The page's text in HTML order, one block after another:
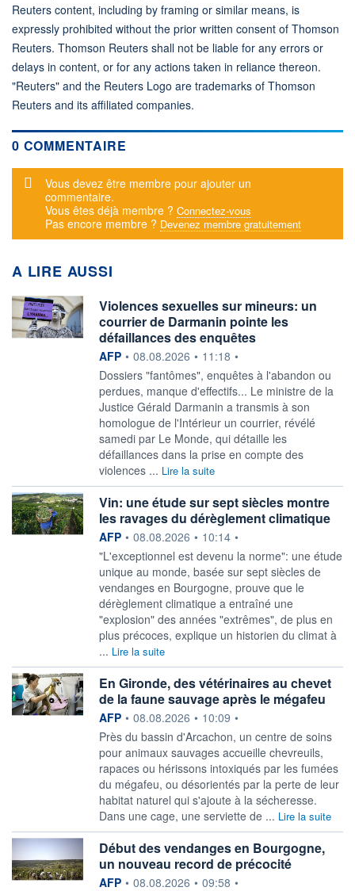
Reuters content, including by framing or similar means, is
expressly prohibited without the prior written consent of Thomson
Reuters. Thomson Reuters shall not be liable for any errors or
delays in content, or for any actions taken in reliance thereon.
"Reuters" and the Reuters Logo are trademarks of Thomson
Reuters and its affiliated companies.
0 COMMENTAIRE
Message d'alerte
Vous devez être membre pour ajouter un
commentaire.
Vous êtes déjà membre ? Connectez-vous
Pas encore membre ? Devenez membre gratuitement
A LIRE AUSSI
Violences sexuelles sur mineurs: un
courrier de Darmanin pointe les
défaillances des enquêtes
information fournie par
AFP • 08.08.2026 • 11:18 •
Dossiers "fantômes", enquêtes à l'abandon ou
perdues, manque d'effectifs... Le ministre de la
Justice Gérald Darmanin a transmis à son
homologue de l'Intérieur un courrier, révélé
samedi par Le Monde, qui détaille les
défaillances dans la prise en compte des
violences ... Lire la suite
Vin: une étude sur sept siècles montre
les ravages du dérèglement climatique
information fournie par
AFP • 08.08.2026 • 10:14 •
"L'exceptionnel est devenu la norme": une étude
unique au monde, basée sur sept siècles de
vendanges en Bourgogne, prouve que le
dérèglement climatique a entraîné une
"explosion" des années "extrêmes", de plus en
plus précoces, explique un historien du climat à
... Lire la suite
En Gironde, des vétérinaires au chevet
de la faune sauvage après le mégafeu
information fournie par
AFP • 08.08.2026 • 10:09 •
Près du bassin d'Arcachon, un centre de soins
pour animaux sauvages accueille chevreuils,
rapaces ou hérissons intoxiqués par les fumées
du mégafeu, ou désorientés par la perte de leur
habitat naturel qui s'ajoute à la sécheresse.
Dans une cage, une serviette de ... Lire la suite
Début des vendanges en Bourgogne,
un nouveau record de précocité
information fournie par
AFP • 08.08.2026 • 09:58 •